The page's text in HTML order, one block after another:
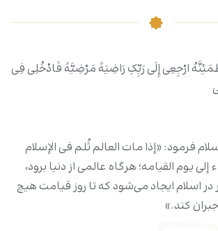
ارْجِعِی إِلَى رَبِّکِ رَاضِیَهً مَرْضِیَّهً فَادْخُلِی فِی
فرمود: «إذا مات العالم ثُلم فی الإسلام
یوم القیامه؛ هرگاه عالمی از دنیا برود،
در اسلام ایجاد می‌شود که تا روز قیامت هیچ
‌کند.»